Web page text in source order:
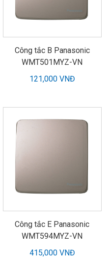
Công tắc B Panasonic
WMT501MYZ-VN
121,000 VNĐ
Công tắc E Panasonic
WMT594MYZ-VN
415,000 VNĐ